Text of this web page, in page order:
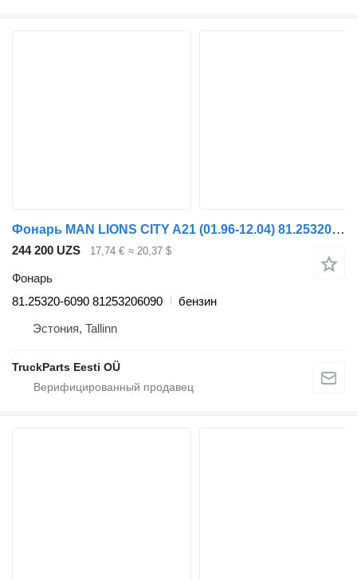
Фонарь MAN LIONS CITY A21 (01.96-12.04) 81.25320-6090 для автобуса MAN Lion's bus (1991-)
244 200 UZS 17,74 € ≈ 20,37 $
Фонарь
81.25320-6090 81253206090
бензин
Эстония, Tallinn
TruckParts Eesti OÜ